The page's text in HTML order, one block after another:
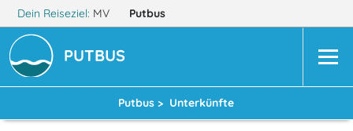
Dein Reiseziel: MV Putbus
PUTBUS
Putbus > Unterkünfte